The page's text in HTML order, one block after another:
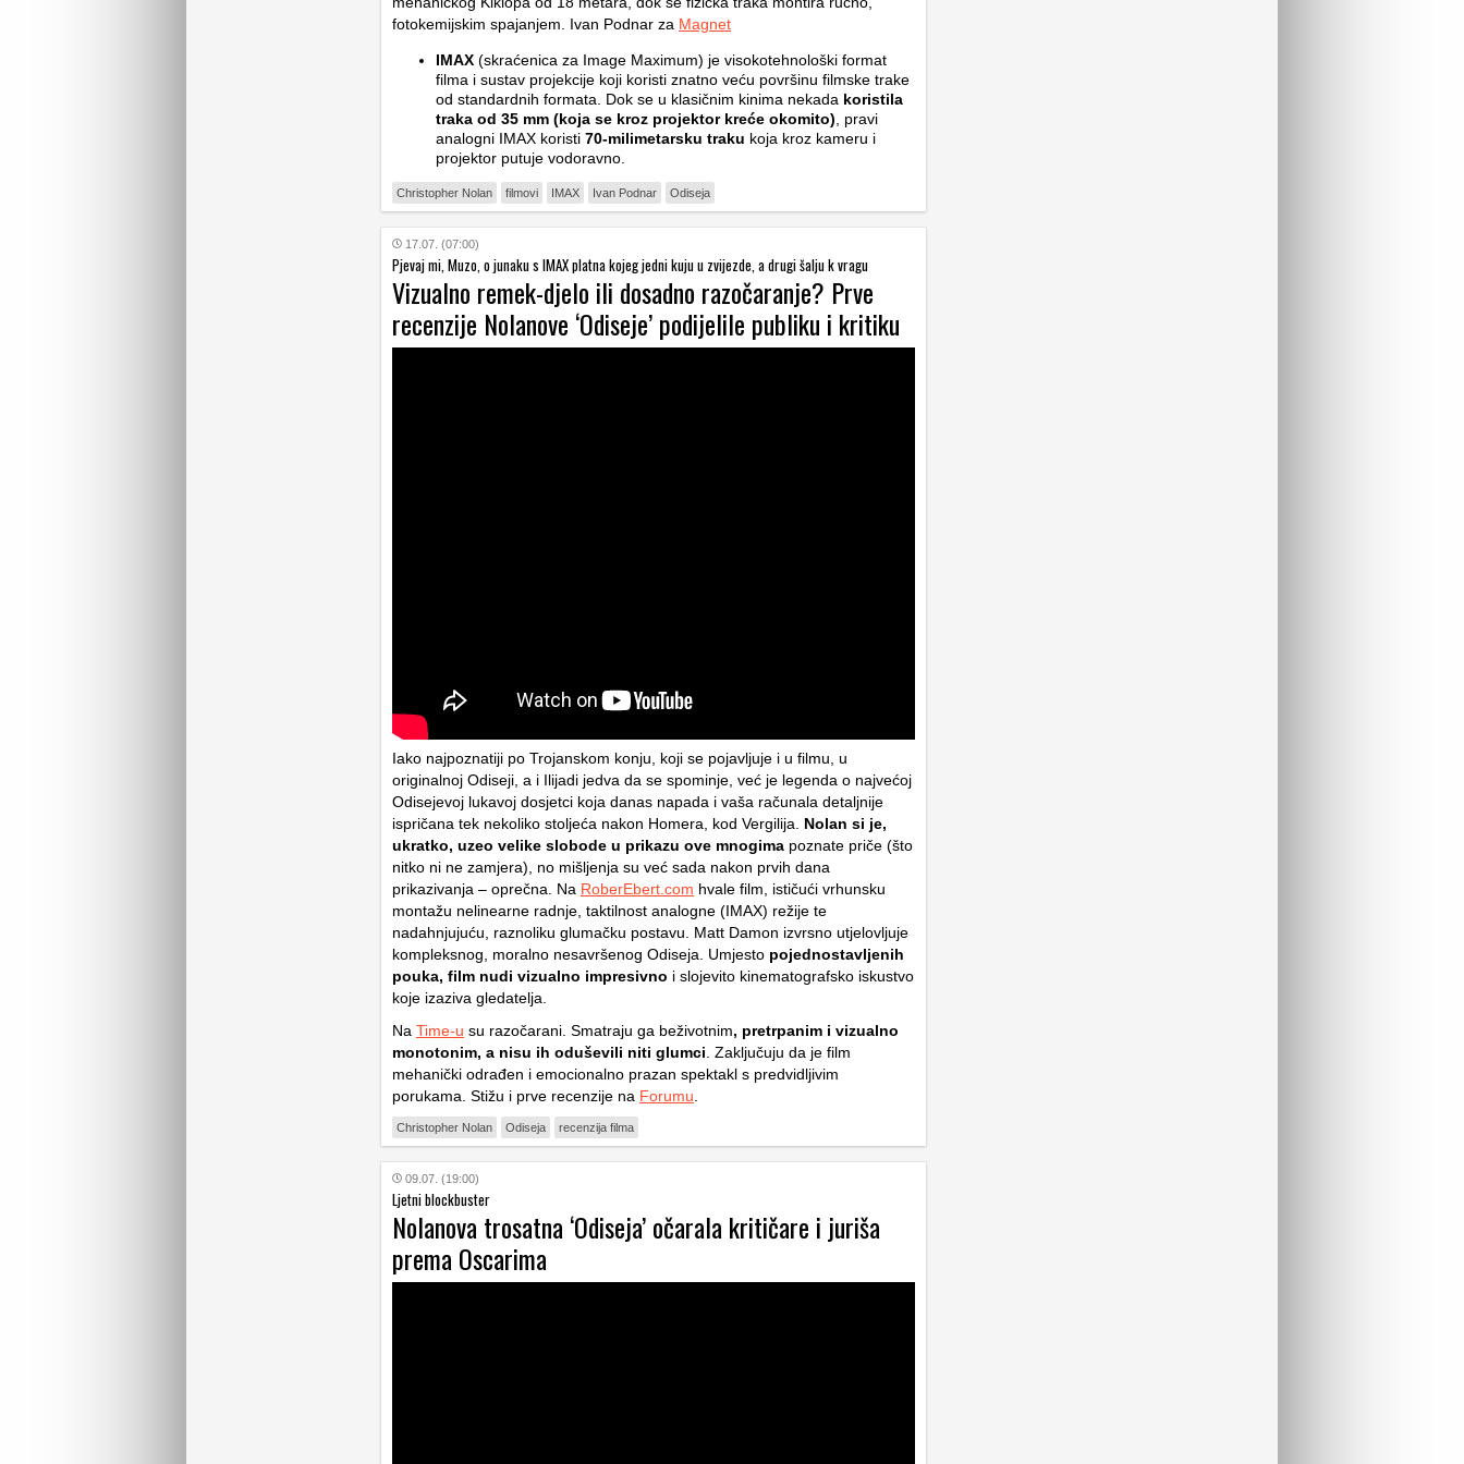
fotokemijskim spajanjem. Ivan Podnar za Magnet
IMAX (skraćenica za Image Maximum) je visokotehnološki format
filma i sustav projekcije koji koristi znatno veću površinu filmske trake
od standardnih formata. Dok se u klasičnim kinima nekada koristila
traka od 35 mm (koja se kroz projektor kreće okomito) , pravi
analogni IMAX koristi 70-milimetarsku traku koja kroz kameru i
projektor putuje vodoravno.
Christopher Nolan filmovi IMAX Ivan Podnar Odiseja
17.07. (07:00)
Pjevaj mi, Muzo, o junaku s IMAX platna kojeg jedni kuju u zvijezde, a drugi šalju k vragu
Vizualno remek-djelo ili dosadno razočaranje? Prve
recenzije Nolanove ‘Odiseje’ podijelile publiku i kritiku
Iako najpoznatiji po Trojanskom konju, koji se pojavljuje i u filmu, u
originalnoj Odiseji, a i Ilijadi jedva da se spominje, već je legenda o najvećoj
Odisejevoj lukavoj dosjetci koja danas napada i vaša računala detaljnije
ispričana tek nekoliko stoljeća nakon Homera, kod Vergilija. Nolan si je,
ukratko, uzeo velike slobode u prikazu ove mnogima poznate priče (što
nitko ni ne zamjera), no mišljenja su već sada nakon prvih dana
prikazivanja – oprečna. Na RoberEbert.com hvale film, ističući vrhunsku
montažu nelinearne radnje, taktilnost analogne (IMAX) režije te
nadahnjujuću, raznoliku glumačku postavu. Matt Damon izvrsno utjelovljuje
kompleksnog, moralno nesavršenog Odiseja. Umjesto pojednostavljenih
pouka, film nudi vizualno impresivno i slojevito kinematografsko iskustvo
koje izaziva gledatelja.
Na Time-u su razočarani. Smatraju ga beživotnim, pretrpanim i vizualno
monotonim, a nisu ih oduševili niti glumci . Zaključuju da je film
mehanički odrađen i emocionalno prazan spektakl s predvidljivim
porukama. Stižu i prve recenzije na Forumu
Christopher Nolan Odiseja recenzija filma
09.07. (19:00)
Ljetni blockbuster
Nolanova trosatna ‘Odiseja’ očarala kritičare i juriša
prema Oscarima